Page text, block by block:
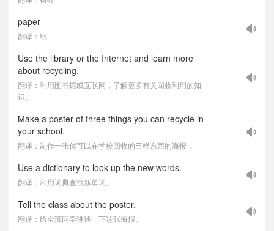
paper
翻译：纸
Use the library or the Internet and learn more
about recycling.
翻译：利用图书馆或互联网，了解更多有关回收利用的知
识。
Make a poster of three things you can recycle in
your school.
翻译：制作一张你可以在学校回收的三样东西的海报，
Use a dictionary to look up the new words.
翻译：利用词典查找新单词。
Tell the class about the poster.
翻译：给全班同学讲述一下这张海报。